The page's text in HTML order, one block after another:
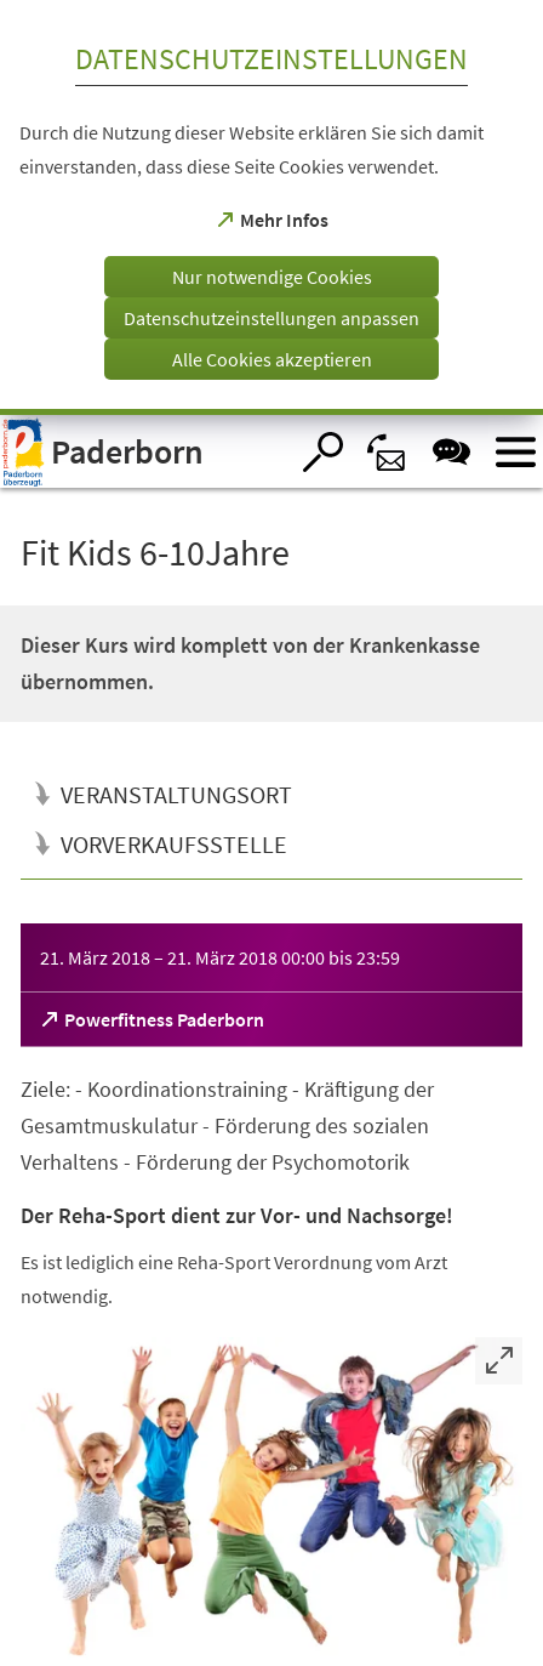
Visuelle
Assistenzsoftware
öffnen.
DATENSCHUTZEINSTELLUNGEN
Durch die Nutzung dieser Website erklären Sie sich damit
einverstanden, dass diese Seite Cookies verwendet.
Mehr Infos
(Öffnet
einem
Tab)
Nur notwendige Cookies
Datenschutzeinstellungen anpassen
Alle Cookies akzeptieren
Paderborn
Fit Kids 6-10Jahre
Dieser Kurs wird komplett von der Krankenkasse
übernommen.
VERANSTALTUNGSORT
VORVERKAUFSSTELLE
21. März 2018– 21. März 201800:00 bis23:59
Powerfitness Paderborn
(Öffnet
in
neuen
Ziele: - Koordinationstraining - Kräftigung der
Gesamtmuskulatur - Förderung des sozialen
Verhaltens - Förderung der Psychomotorik
Der Reha-Sport dient zur Vor- und Nachsorge!
Es ist lediglich eine Reha-Sport Verordnung vom Arzt
notwendig.